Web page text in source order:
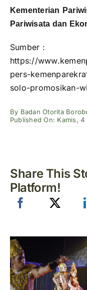
Kementerian
Pariwisata dan
Sumber :
https://
pers-
solo-promosikan-
By Badan Otorita
Published On: Kamis,
Share This
Platform!